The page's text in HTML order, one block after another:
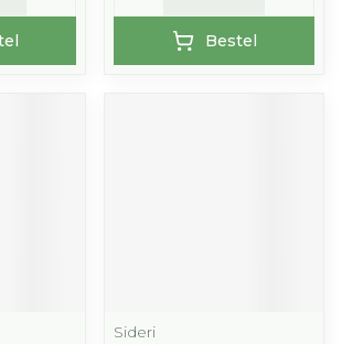
Bestel
Sideri